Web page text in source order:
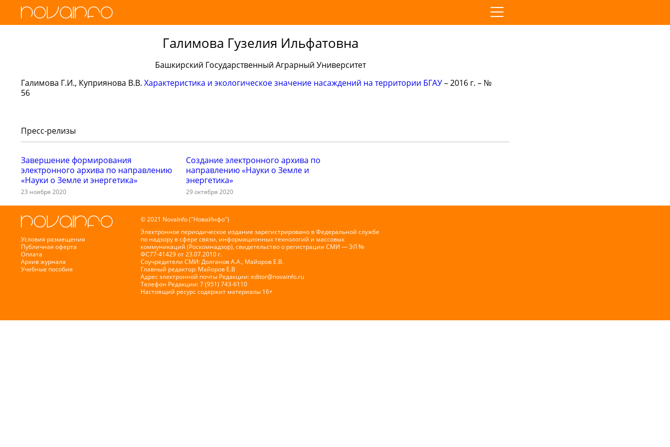
Галимова Гузелия Ильфатовна
Башкирский Государственный Аграрный Университет
Галимова Г.И., Куприянова В.В. Характеристика и экологическое значение насаждений на территории БГАУ– 2016 г. – №
56
Пресс-релизы
Завершение формирования
электронного архива по направлению
«Науки о Земле и энергетика»
23 ноября 2020
Создание электронного архива по
направлению «Науки о Земле и
энергетика»
29 октября 2020
Условия размещения
Публичная оферта
Оплата
Архив журнала
Учебные пособия
© 2021 NovaInfo ("НоваИнфо")
Электронное периодическое издание зарегистрировано в Федеральной службе
по надзору в сфере связи, информационных технологий и массовых
коммуникаций (Роскомнадзор), свидетельство о регистрации СМИ — ЭЛ №
ФС77-41429 от 23.07.2010 г.
Соучредители СМИ: Долганов А.А., Майоров Е.В.
Главный редактор: Майоров Е.В
Адрес электронной почты Редакции:editor@novainfo.ru
Телефон Редакции: 7 (951) 743-6110
Настоящий ресурс содержит материалы 16+